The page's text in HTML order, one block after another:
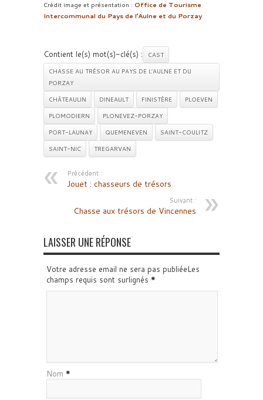
Crédit image et présentation : Office de Tourisme
Intercommunal du Pays de l’Aulne et du Porzay
Contient le(s) mot(s)-clé(s) :
CAST
CHASSE AU TRÉSOR AU PAYS DE L’AULNE ET DU
PORZAY
CHÂTEAULIN
DINEAULT FINISTÈRE
PLOEVEN
PLOMODIERN
PLONEVEZ-PORZAY
PORT-LAUNAY
QUEMENEVEN
SAINT-COULITZ
SAINT-NIC
TREGARVAN
Précédent :
Jouet : chasseurs de trésors
Suivant :
Chasse aux trésors de Vincennes
LAISSER UNE RÉPONSE
Votre adresse email ne sera pas publiéeLes
champs requis sont surlignés *
Nom *